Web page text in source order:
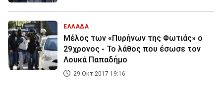
ΕΛΛΑΔΑ
Μέλος των «Πυρήνων της Φωτιάς» ο
29χρονος - Το λάθος που έσωσε τον
Λουκά Παπαδήμο
29 Οκτ 2017 19:16